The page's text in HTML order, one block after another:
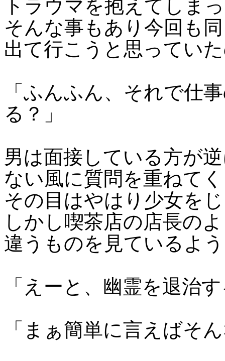
トラウマを抱えてしま
そんな事もあり今回も
出て行こうと思ってい
「ふんふん、それで仕
る？」
男は面接している方が
ない風に質問を重ねて
その目はやはり少女を
しかし喫茶店の店長の
違うものを見ているよ
「えーと、幽霊を退治
「まぁ簡単に言えばそ